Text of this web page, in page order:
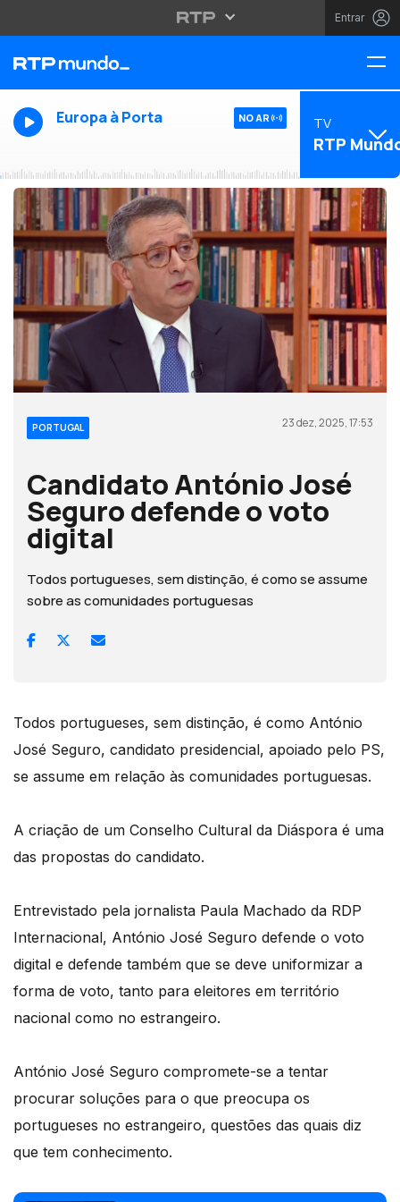
Entrar
Europa à Porta NO AR TV
RTP
PORTUGAL 23 dez, 2025, 17:53
Candidato António José
Seguro defende o voto
digital
Todos portugueses, sem distinção, é como se assume
sobre as comunidades portuguesas
Todos portugueses, sem distinção, é como António
José Seguro, candidato presidencial, apoiado pelo PS,
se assume em relação às comunidades portuguesas.
A criação de um Conselho Cultural da Diáspora é uma
das propostas do candidato.
Entrevistado pela jornalista Paula Machado da RDP
Internacional, António José Seguro defende o voto
digital e defende também que se deve uniformizar a
forma de voto, tanto para eleitores em território
nacional como no estrangeiro.
António José Seguro compromete-se a tentar
procurar soluções para o que preocupa os
portugueses no estrangeiro, questões das quais diz
que tem conhecimento.